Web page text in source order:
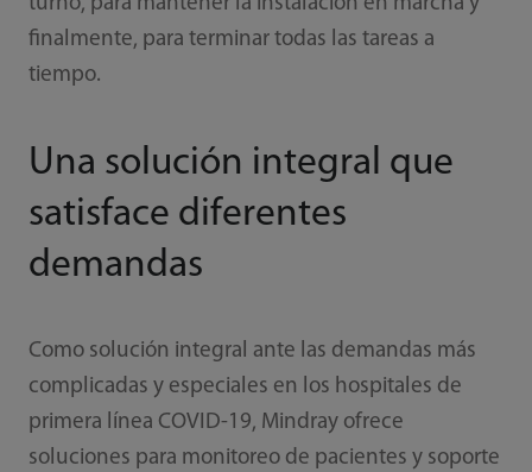
finalmente, para terminar todas las tareas a
tiempo.
Una solución integral que
satisface diferentes
demandas
Como solución integral ante las demandas más
complicadas y especiales en los hospitales de
primera línea COVID-19, Mindray ofrece
soluciones para monitoreo de pacientes y soporte